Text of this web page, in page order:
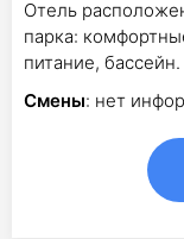
Отель
парка:
питание, бассейн.
Смены: нет